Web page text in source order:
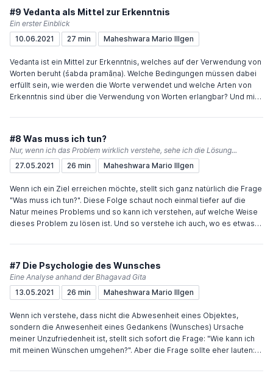
dafür gibt es etwas zu tun. Viel Freude und Inspiration wünscht Dir
Maheshwara
#9 Vedanta als Mittel zur Erkenntnis
Ein erster Einblick
10.06.2021
27 min Maheshwara Mario Illgen
Vedanta ist ein Mittel zur Erkenntnis, welches auf der Verwendung von
Worten beruht (śabda pramāṇa). Welche Bedingungen müssen dabei
erfüllt sein, wie werden die Worte verwendet und welche Arten von
Erkenntnis sind über die Verwendung von Worten erlangbar? Und mit
einen ersten Einblick in diese Fragen. Viel Freude und Inspiration
#8 Was muss ich tun?
Nur, wenn ich das Problem wirklich verstehe, sehe ich die Lösung...
27.05.2021
26 min Maheshwara Mario Illgen
Wenn ich ein Ziel erreichen möchte, stellt sich ganz natürlich die Frage
"Was muss ich tun?". Diese Folge schaut noch einmal tiefer auf die
Natur meines Problems und so kann ich verstehen, auf welche Weise
dieses Problem zu lösen ist. Und so verstehe ich auch, wo es etwas
wünscht Dir Maheshwara
#7 Die Psychologie des Wunsches
Eine Analyse anhand der Bhagavad Gita
13.05.2021
26 min Maheshwara Mario Illgen
Wenn ich verstehe, dass nicht die Abwesenheit eines Objektes,
sondern die Anwesenheit eines Gedankens (Wunsches) Ursache
meiner Unzufriedenheit ist, stellt sich sofort die Frage: "Wie kann ich
mit meinen Wünschen umgehen?". Aber die Frage sollte eher lauten:
zeigt den Prozess des Entstehens eines Wunsches und was danach